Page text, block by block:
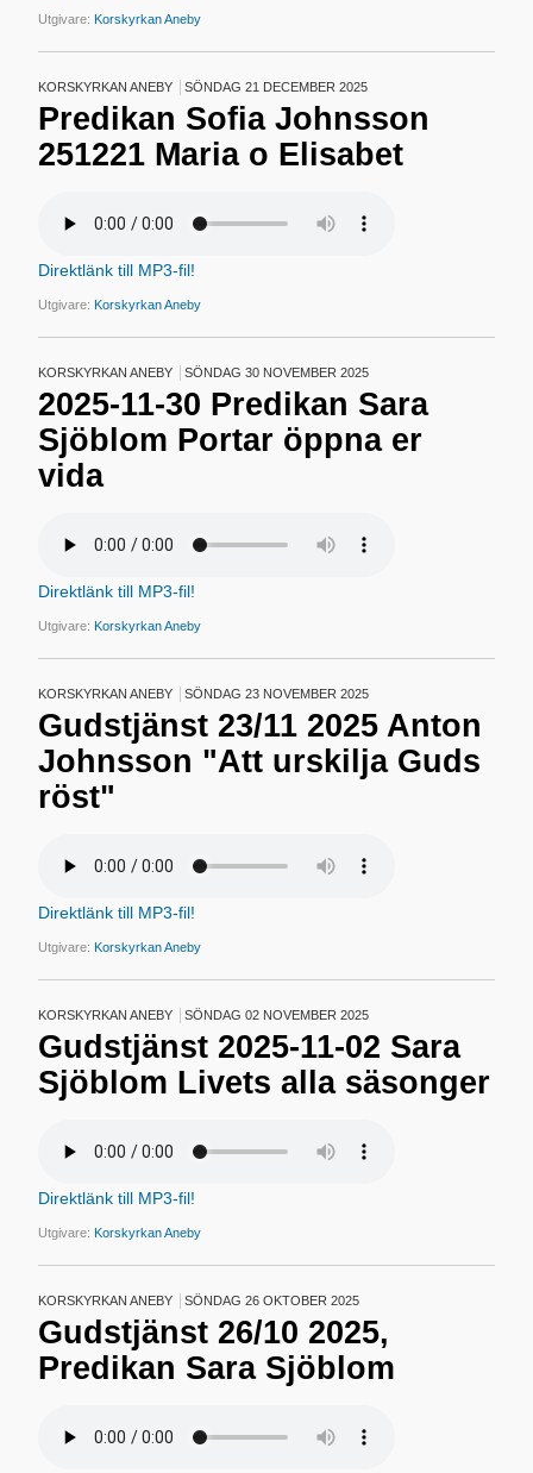
Utgivare:Korskyrkan Aneby
KORSKYRKAN ANEBY SÖNDAG 21 DECEMBER 2025
Predikan Sofia Johnsson
251221 Maria o Elisabet
Direktlänk till MP3-fil!
Utgivare:Korskyrkan Aneby
KORSKYRKAN ANEBY SÖNDAG 30 NOVEMBER 2025
2025-11-30 Predikan Sara
Sjöblom Portar öppna er
vida
Direktlänk till MP3-fil!
Utgivare:Korskyrkan Aneby
KORSKYRKAN ANEBY SÖNDAG 23 NOVEMBER 2025
Gudstjänst 23/11 2025 Anton
Johnsson "Att urskilja Guds
röst"
Direktlänk till MP3-fil!
Utgivare:Korskyrkan Aneby
KORSKYRKAN ANEBY SÖNDAG 02 NOVEMBER 2025
Gudstjänst 2025-11-02 Sara
Sjöblom Livets alla säsonger
Direktlänk till MP3-fil!
Utgivare:Korskyrkan Aneby
KORSKYRKAN ANEBY SÖNDAG 26 OKTOBER 2025
Gudstjänst 26/10 2025,
Predikan Sara Sjöblom